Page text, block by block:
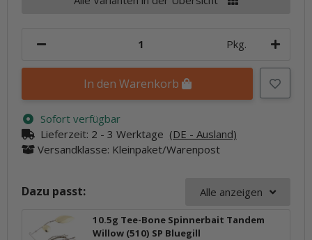
Pkg.
In den Warenkorb
Sofort verfügbar
Lieferzeit: 2 - 3 Werktage (DE - Ausland)
Versandklasse: Kleinpaket/Warenpost
Dazu passt: Alle anzeigen
10.5g Tee-Bone Spinnerbait Tandem
Willow (510) SP Bluegill